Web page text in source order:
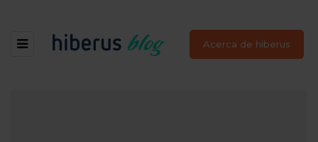
Acerca de hiberus